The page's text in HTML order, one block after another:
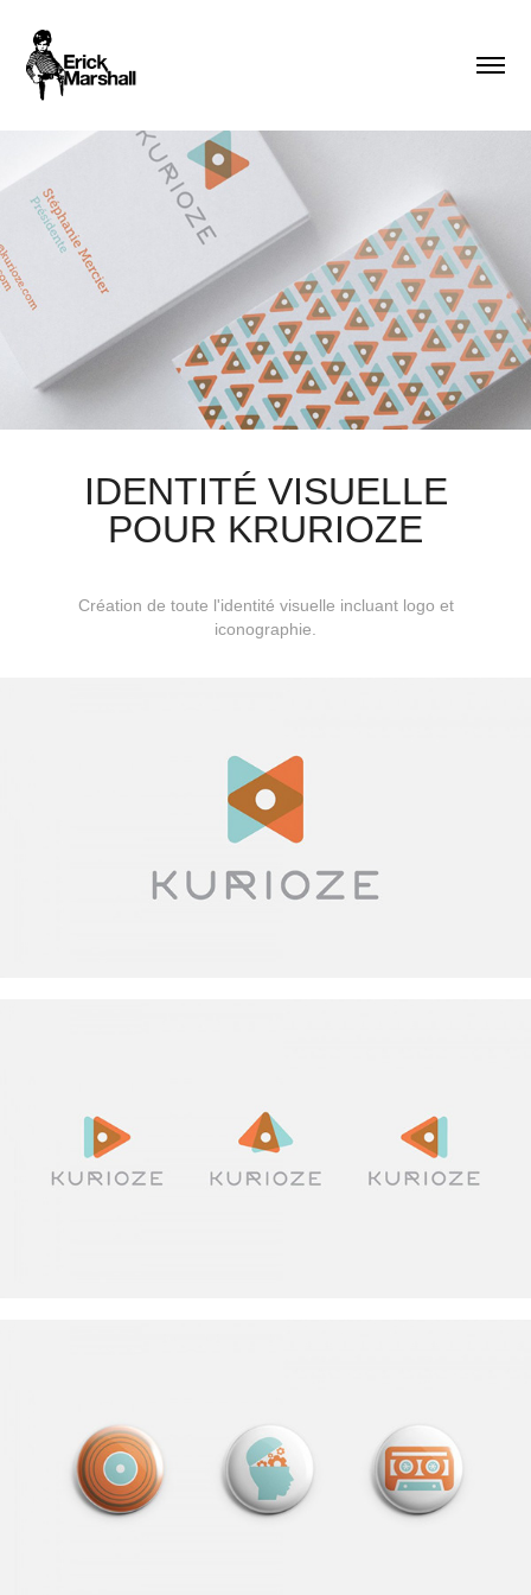
IDENTITÉ VISUELLE
POUR KRURIOZE
Création de toute l'identité visuelle incluant logo et
iconographie.